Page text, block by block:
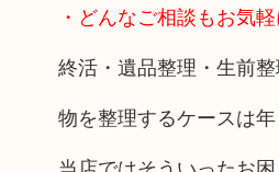
・どんなご相談もお気
終活・遺品整理・生前
物を整理するケースは年